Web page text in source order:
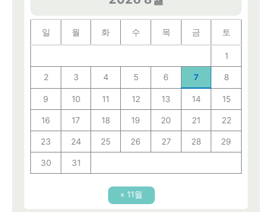
일 월 화 수 목 금 토
1
2 3 4 5 6 7 8
9 10 11 12 13 14 15
16 17 18 19 20 21 22
23 24 25 26 27 28 29
30 31
« 11월